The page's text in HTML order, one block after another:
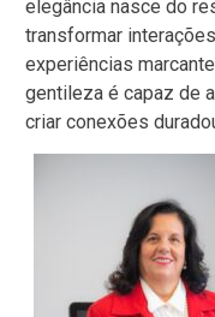
elegância nasce do
transformar
experiências
gentileza é capaz de
criar conexões